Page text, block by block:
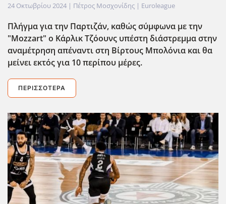
24 Οκτωβρίου 2024 | Πέτρος Μοσχονίδης | Euroleague
Πλήγμα για την Παρτιζάν, καθώς σύμφωνα με την
"Mozzart" ο Κάρλικ Τζόουνς υπέστη διάστρεμμα στην
αναμέτρηση απέναντι στη Βίρτους Μπολόνια και θα
μείνει εκτός για 10 περίπου μέρες.
ΠΕΡΙΣΣΌΤΕΡΑ